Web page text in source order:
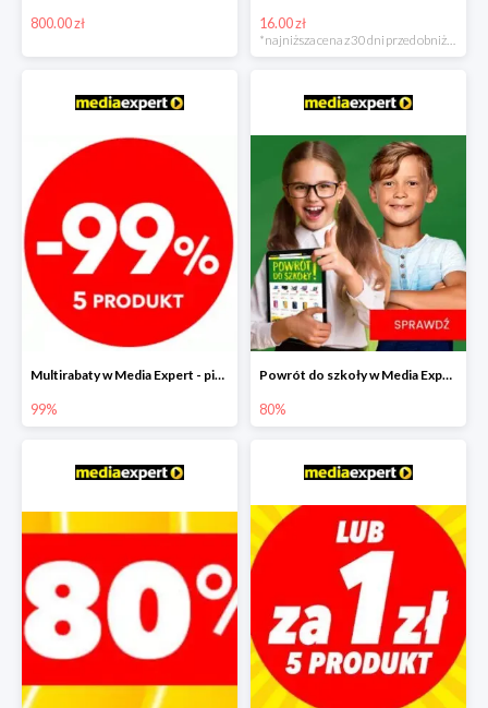
800.00 zł 16.00 zł
Multirabaty w Media Expert - piąty produkt -99%!
99%
Powrót do szkoły w Media Expert do -80%
80%